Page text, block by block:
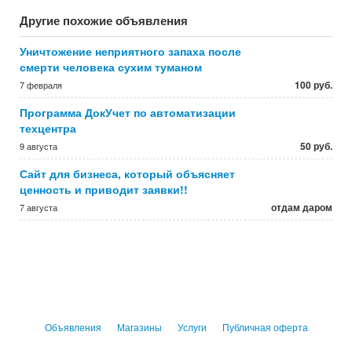
Другие похожие объявления
Уничтожение неприятного запаха после
смерти человека сухим туманом
7 февраля 100 руб.
Программа ДокУчет по автоматизации
техцентра
9 августа 50 руб.
Сайт для бизнеса, который объясняет
ценность и приводит заявки!!
7 августа отдам даром
Объявления Магазины Услуги Публичная оферта